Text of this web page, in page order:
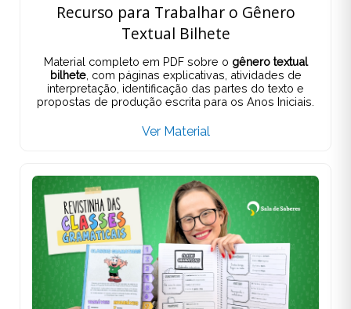
Recurso para Trabalhar o Gênero
Textual Bilhete
Material completo em PDF sobre o gênero textual
bilhete, com páginas explicativas, atividades de
interpretação, identificação das partes do texto e
propostas de produção escrita para os Anos Iniciais.
Ver Material